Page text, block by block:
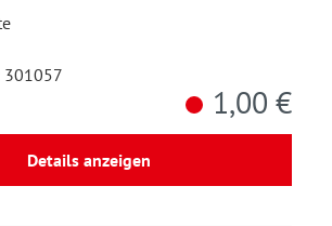
301057
1,00 €
Details anzeigen